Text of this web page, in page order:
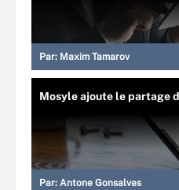
Par: Maxim Tamarov
Mosyle ajoute le partage
Par: Antone Gonsalves